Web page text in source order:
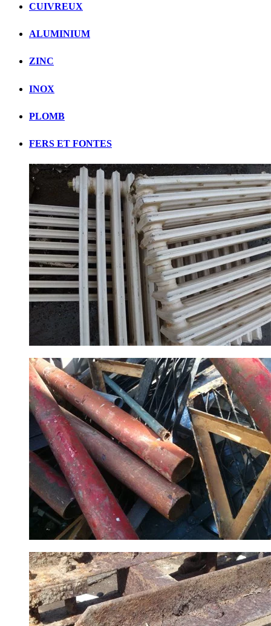
CUIVREUX
ALUMINIUM
ZINC
INOX
PLOMB
FERS ET FONTES